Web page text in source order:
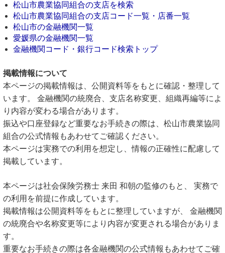
松山市農業協同組合の支店を検索
松山市農業協同組合の支店コード一覧・店番一覧
松山市の金融機関一覧
愛媛県の金融機関一覧
金融機関コード・銀行コード検索トップ
掲載情報について
本ページの掲載情報は、公開資料等をもとに確認・整理して
います。 金融機関の統廃合、支店名称変更、組織再編等によ
り内容が変わる場合があります。
振込や口座登録など重要なお手続きの際は、松山市農業協同
組合の公式情報もあわせてご確認ください。
本ページは実務での利用を想定し、情報の正確性に配慮して
掲載しています。
本ページは社会保険労務士 来田 和朝の監修のもと、 実務で
の利用を前提に作成しています。
掲載情報は公開資料等をもとに整理していますが、 金融機関
の統廃合や名称変更等により内容が変更される場合がありま
す。
重要なお手続きの際は各金融機関の公式情報もあわせてご確